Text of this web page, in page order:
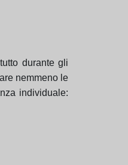
durante gli
nemmeno le
individuale: